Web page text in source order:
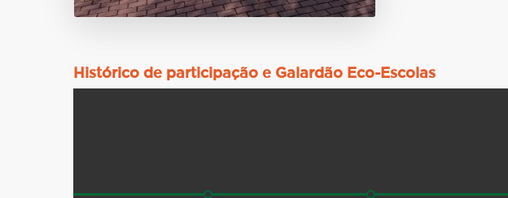
Histórico de participação e Galardão Eco-Escolas